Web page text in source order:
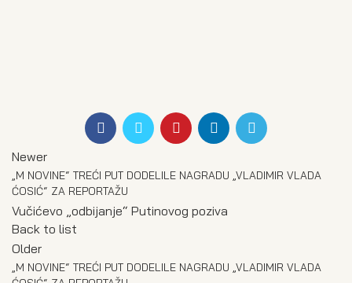
Newer
„M NOVINE“ TREĆI PUT DODELILE NAGRADU „VLADIMIR VLADA
ĆOSIĆ“ ZA REPORTAŽU
Vučićevo „odbijanje“ Putinovog poziva
Back to list
Older
„M NOVINE“ TREĆI PUT DODELILE NAGRADU „VLADIMIR VLADA